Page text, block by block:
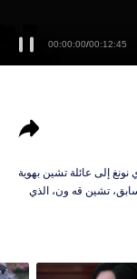
00:00:00/00:12:45
إلى عائلة تشين بهوية
تشين قه ون، الذي